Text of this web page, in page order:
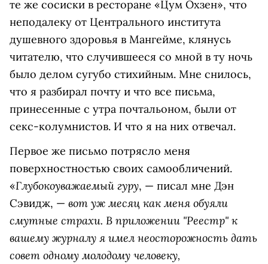
те же сосиски в ресторане «Цум Охзен», что
неподалеку от Центрального института
душевного здоровья в Мангейме, клянусь
читателю, что случившееся со мной в ту ночь
было делом сугубо стихийным. Мне снилось,
что я разбирал почту и что все письма,
принесенные с утра почтальоном, были от
секс-колумнистов. И что я на них отвечал.
Первое же письмо потрясло меня
поверхностностью своих самообличений.
«Глубокоуважаемый гуру, — писал мне Дэн
Сэвидж, — вот уж месяц как меня обуяли
смутные страхи. В приложении "Реестр" к
вашему журналу я имел неосторожность дать
совет одному молодому человеку,